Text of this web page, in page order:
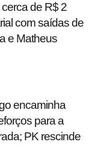
de R$ 2
com saídas de
e Matheus
encaminha
para a
PK rescinde